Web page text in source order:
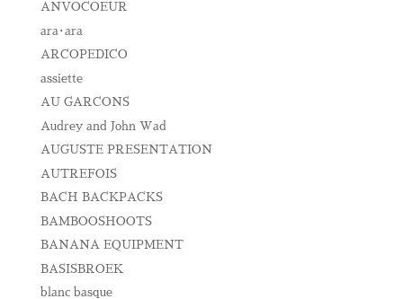
ANVOCOEUR
ara･ara
ARCOPEDICO
assiette
AU GARCONS
Audrey and John Wad
AUGUSTE PRESENTATION
AUTREFOIS
BACH BACKPACKS
BAMBOOSHOOTS
BANANA EQUIPMENT
BASISBROEK
blanc basque